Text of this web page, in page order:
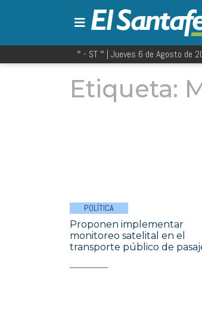
° - ST ° | Jueves 6 de Agosto de
Etiqueta:
POLÍTICA
Proponen implementar
monitoreo satelital en el
transporte público de